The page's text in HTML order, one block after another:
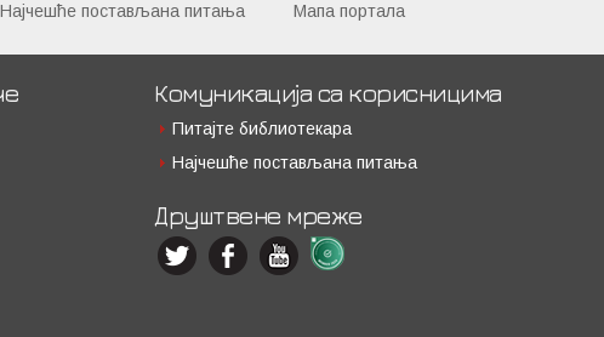
Најчешће постављана питања Мапа портала
Комуникација са корисницима
Питајте библиотекара
Најчешће постављана питања
Друштвене мреже